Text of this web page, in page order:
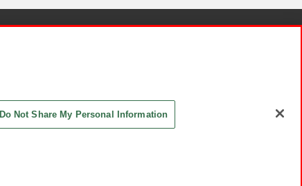
Do Not Share My Personal Information